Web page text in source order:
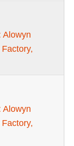
Alowyn
Alowyn